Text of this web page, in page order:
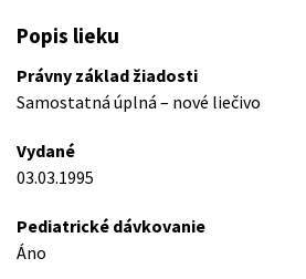
Popis lieku
Právny základ žiadosti
Samostatná úplná – nové liečivo
Vydané
03.03.1995
Pediatrické dávkovanie
Áno